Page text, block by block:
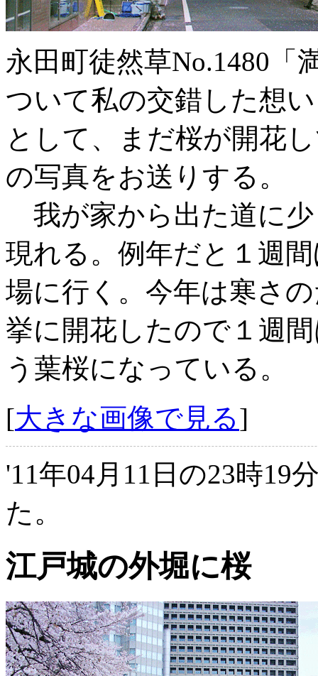
永田町徒然草No.1480「
ついて私の交錯した想
として、まだ桜が開花
の写真をお送りする。
我が家から出た道に
現れる。例年だと１週
場に行く。今年は寒さ
挙に開花したので１週
う葉桜になっている。
[大きな画像で見る]
'11年04月11日の23時19
た。
江戸城の外堀に桜